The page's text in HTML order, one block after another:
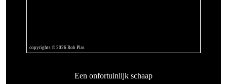
copyrights © 2026 Rob Plas
Een onfortuinlijk schaap